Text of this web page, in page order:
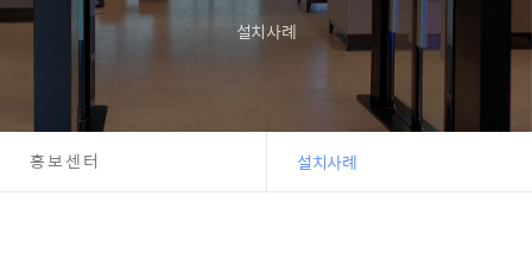
설치사례
홍보센터 설치사례